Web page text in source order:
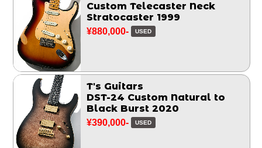
Custom Telecaster Neck
Stratocaster 1999
¥880,000- USED
T's Guitars
DST-24 Custom Natural to
Black Burst 2020
¥390,000- USED